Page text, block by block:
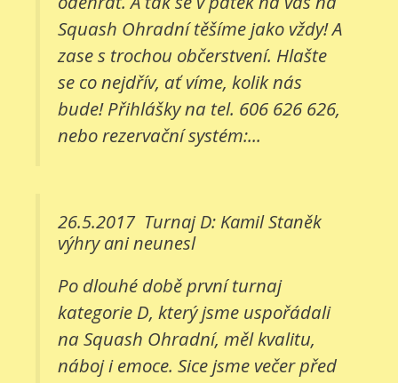
Squash Ohradní těšíme jako vždy! A
zase s trochou občerstvení. Hlašte
se co nejdřív, ať víme, kolik nás
bude! Přihlášky na tel. 606 626 626,
nebo rezervační systém:...
26.5.2017 Turnaj D: Kamil Staněk
výhry ani neunesl
Po dlouhé době první turnaj
kategorie D, který jsme uspořádali
na Squash Ohradní, měl kvalitu,
náboj i emoce. Sice jsme večer před